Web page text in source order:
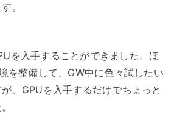
。
を入手することができました。ほ
を整備して、GW中に色々試したい
、GPUを入手するだけでちょっと